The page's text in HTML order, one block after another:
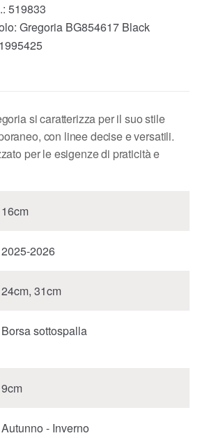
519833
Gregoria BG854617 Black
si caratterizza per il suo stile
con linee decise e versatili.
per le esigenze di praticità e
16cm
2025-2026
24cm, 31cm
Borsa sottospalla
9cm
Autunno - Inverno